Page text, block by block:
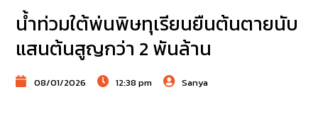
น้ำท่วมใต้พ่นพิษทุเรียนยืนต้นตายนับ
แสนต้นสูญกว่า 2 พันล้าน
08/01/2026 12:38 pm Sanya